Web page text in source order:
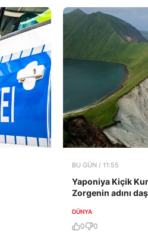
7 Avqust 2026
09:45
Müqavilə
7 Avqust
BU GÜN / 11:55
Yaponiya Kiçik
Zorgenin adını
DÜNYA
0 0